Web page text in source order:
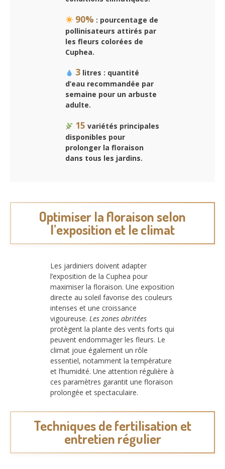
90% : pourcentage de
pollinisateurs attirés par
les fleurs colorées de
Cuphea.
3litres : quantité
d’eau recommandée par
semaine pour un arbuste
adulte.
15 variétés principales
disponibles pour
prolonger la floraison
dans tous les jardins.
Optimiser la floraison selon
l’exposition et le climat
Les jardiniers doivent adapter
l’exposition de la Cuphea pour
maximiser la floraison. Une exposition
directe au soleil favorise des couleurs
intenses et une croissance
vigoureuse. Les zones abritées
protègent la plante des vents forts qui
peuvent endommager les fleurs. Le
climat joue également un rôle
essentiel, notamment la température
et l’humidité. Une attention régulière à
ces paramètres garantit une floraison
prolongée et spectaculaire.
Techniques de fertilisation et
entretien régulier